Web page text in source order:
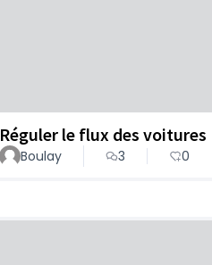
Réguler le flux des voitures
Boulay 3 0